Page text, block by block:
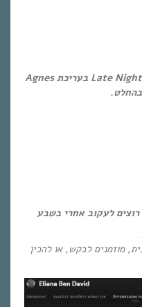
אלבום האוסף החדש מסדרת Late Night Tales בעריכת Agnes
לעקוב אחרי בשבע
מוזמנים לבקש, או להכין